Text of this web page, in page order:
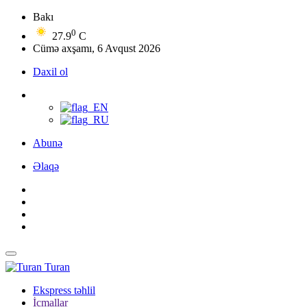
Bakı
27.90 C
Cümə axşamı, 6 Avqust 2026
Daxil ol
Abunə
Əlaqə
Turan
Ekspress təhlil
İcmallar